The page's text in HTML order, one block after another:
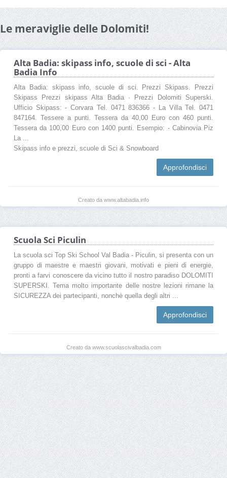
Le meraviglie delle Dolomiti!
Alta Badia: skipass info, scuole di sci - Alta
Badia Info
Alta Badia: skipass info, scuole di sci. Prezzi Skipass. Prezzi
Skipass Prezzi skipass Alta Badia · Prezzi Dolomiti Superski.
Ufficio Skipass: - Corvara Tel. 0471 836366 - La Villa Tel. 0471
847164. Tessere a punti. Tessera da 40,00 Euro con 460 punti.
Tessera da 100,00 Euro con 1400 punti. Esempio: - Cabinovia Piz
La ...
Skipass info e prezzi, scuole di Sci & Snowboard
Approfondisci
Creato da www.altabadia.info
Scuola Sci Piculin
La scuola sci Top Ski School Val Badia - Piculin, si presenta con un
gruppo di maestre e maestri giovani, motivati e pieni di energie,
pronti a farvi conoscere da vicino tutto il nostro paradiso DOLOMITI
SUPERSKI. Tema molto importante delle nostre lezioni rimane la
SICUREZZA dei partecipanti, nonchè quella degli altri ...
Approfondisci
Creato da www.scuolascivalbadia.com